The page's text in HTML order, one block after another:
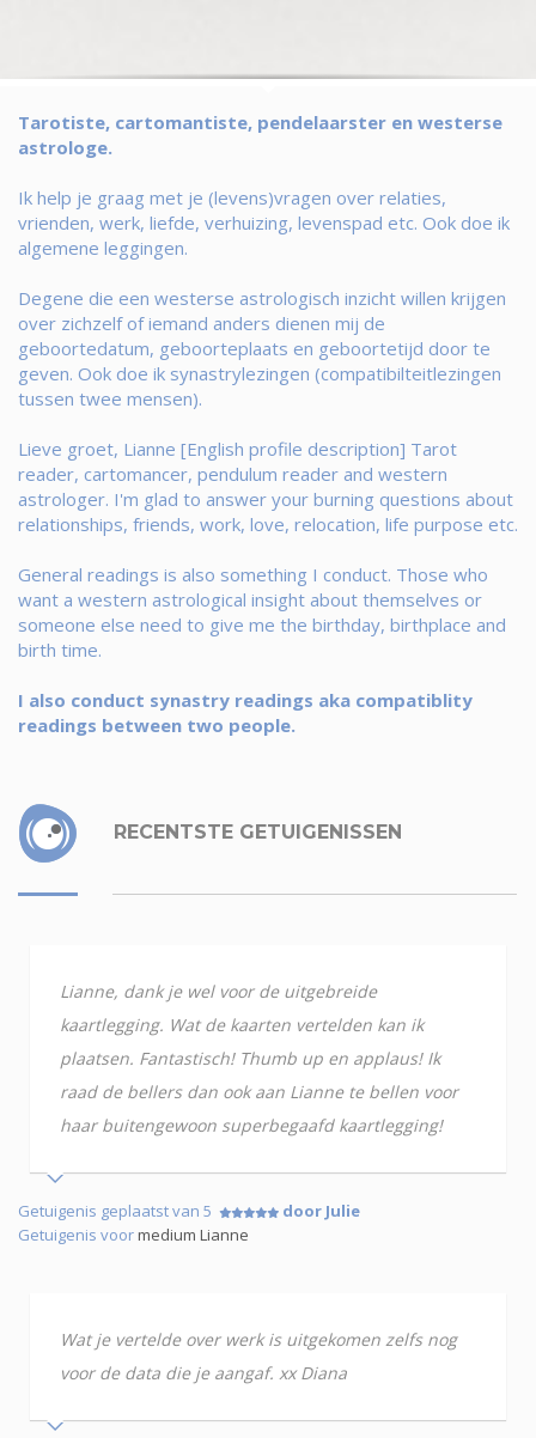
Tarotiste, cartomantiste, pendelaarster en westerse
astrologe.
Ik help je graag met je (levens)vragen over relaties,
vrienden, werk, liefde, verhuizing, levenspad etc. Ook doe ik
algemene leggingen.
Degene die een westerse astrologisch inzicht willen krijgen
over zichzelf of iemand anders dienen mij de
geboortedatum, geboorteplaats en geboortetijd door te
geven. Ook doe ik synastrylezingen (compatibilteitlezingen
tussen twee mensen).
Lieve groet, Lianne [English profile description] Tarot
reader, cartomancer, pendulum reader and western
astrologer. I'm glad to answer your burning questions about
relationships, friends, work, love, relocation, life purpose etc.
General readings is also something I conduct. Those who
want a western astrological insight about themselves or
someone else need to give me the birthday, birthplace and
birth time.
I also conduct synastry readings aka compatiblity
readings between two people.
RECENTSTE GETUIGENISSEN
Lianne, dank je wel voor de uitgebreide
kaartlegging. Wat de kaarten vertelden kan ik
plaatsen. Fantastisch! Thumb up en applaus! Ik
raad de bellers dan ook aan Lianne te bellen voor
haar buitengewoon superbegaafd kaartlegging!
Getuigenis geplaatst van 5
door Julie
Getuigenis voormedium Lianne
Wat je vertelde over werk is uitgekomen zelfs nog
voor de data die je aangaf. xx Diana